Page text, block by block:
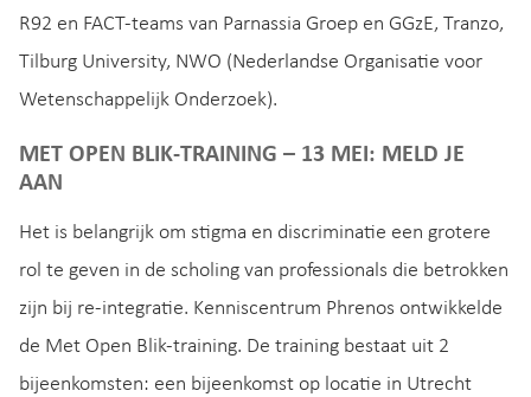
R92 en FACT-teams van Parnassia Groep en GGzE, Tranzo,
Tilburg University, NWO (Nederlandse Organisatie voor
Wetenschappelijk Onderzoek).
MET OPEN BLIK-TRAINING – 13 MEI: MELD JE
AAN
Het is belangrijk om stigma en discriminatie een grotere
rol te geven in de scholing van professionals die betrokken
zijn bij re-integratie. Kenniscentrum Phrenos ontwikkelde
de Met Open Blik-training. De training bestaat uit 2
bijeenkomsten: een bijeenkomst op locatie in Utrecht